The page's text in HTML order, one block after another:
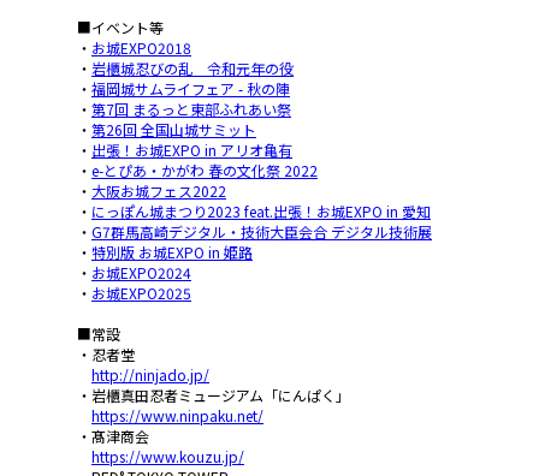
■イベント等
・ お城EXPO2018
・ 岩櫃城忍びの乱 令和元年の役
・ 福岡城サムライフェア - 秋の陣
・ 第7回 まるっと東部ふれあい祭
・ 第26回 全国山城サミット
・ 出張！お城EXPO in アリオ亀有
・ e-とぴあ・かがわ 春の文化祭 2022
・ 大阪お城フェス2022
・ にっぽん城まつり2023 feat.出張！お城EXPO in 愛知
・ G7群馬高崎デジタル・技術大臣会合 デジタル技術展
・ 特別版 お城EXPO in 姫路
・ お城EXPO2024
・ お城EXPO2025
■常設
・忍者堂
http://ninjado.jp/
・岩櫃真田忍者ミュージアム「にんぱく」
https://www.ninpaku.net/
・髙津商会
https://www.kouzu.jp/